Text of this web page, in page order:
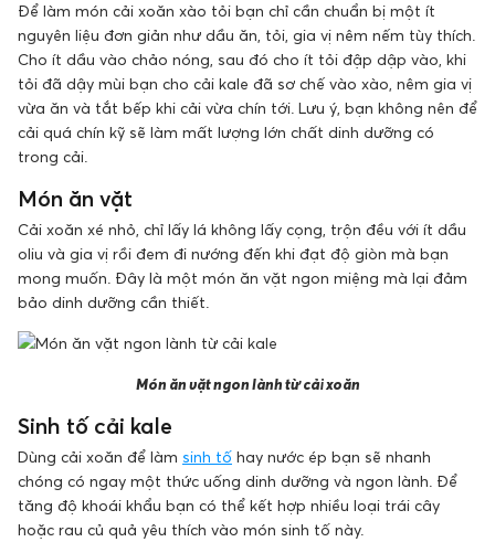
Để làm món cải xoăn xào tỏi bạn chỉ cần chuẩn bị một ít
nguyên liệu đơn giản như dầu ăn, tỏi, gia vị nêm nếm tùy thích.
Cho ít dầu vào chảo nóng, sau đó cho ít tỏi đập dập vào, khi
tỏi đã dậy mùi bạn cho cải kale đã sơ chế vào xào, nêm gia vị
vừa ăn và tắt bếp khi cải vừa chín tới. Lưu ý, bạn không nên để
cải quá chín kỹ sẽ làm mất lượng lớn chất dinh dưỡng có
trong cải.
Món ăn vặt
Cải xoăn xé nhỏ, chỉ lấy lá không lấy cọng, trộn đều với ít dầu
oliu và gia vị rồi đem đi nướng đến khi đạt độ giòn mà bạn
mong muốn. Đây là một món ăn vặt ngon miệng mà lại đảm
bảo dinh dưỡng cần thiết.
Món ăn vặt ngon lành từ cải xoăn
Sinh tố cải kale
Dùng cải xoăn để làm sinh tố hay nước ép bạn sẽ nhanh
chóng có ngay một thức uống dinh dưỡng và ngon lành. Để
tăng độ khoái khẩu bạn có thể kết hợp nhiều loại trái cây
hoặc rau củ quả yêu thích vào món sinh tố này.